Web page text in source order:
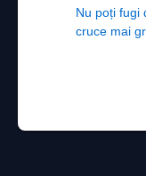
Post navigation
Nu poți fugi
cruce mai